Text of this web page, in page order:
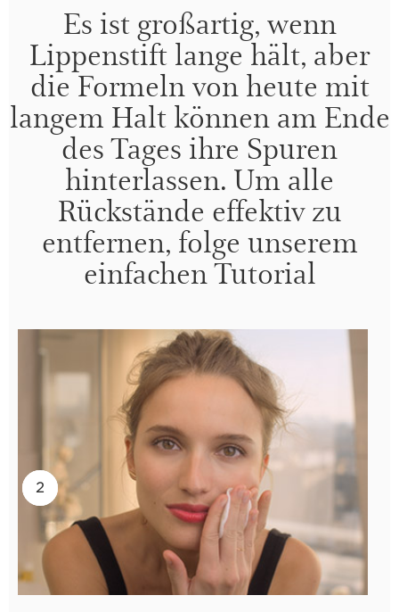
Es ist großartig, wenn
Lippenstift lange hält, aber
die Formeln von heute mit
langem Halt können am Ende
des Tages ihre Spuren
hinterlassen. Um alle
Rückstände effektiv zu
entfernen, folge unserem
einfachen Tutorial
1
2